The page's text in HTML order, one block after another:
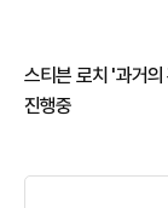
스티븐 로치 '과거
진행중